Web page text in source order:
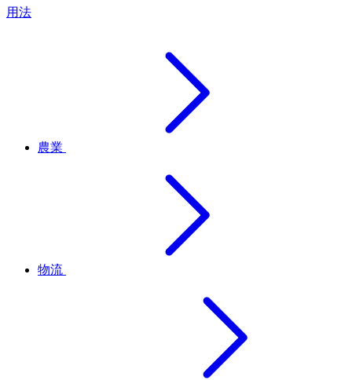
用法
農業
物流